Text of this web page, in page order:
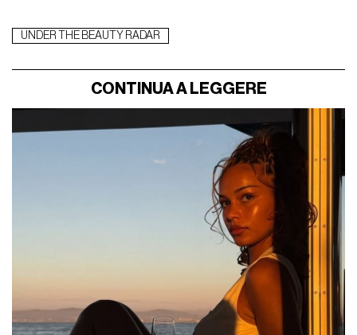
UNDER THE BEAUTY RADAR
CONTINUA A LEGGERE